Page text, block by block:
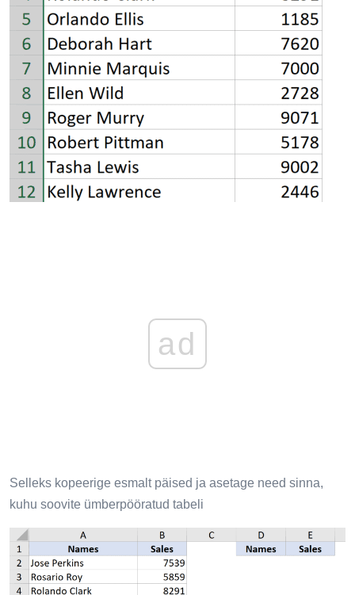
ad
Selleks kopeerige esmalt päised ja asetage need sinna,
kuhu soovite ümberpööratud tabeli